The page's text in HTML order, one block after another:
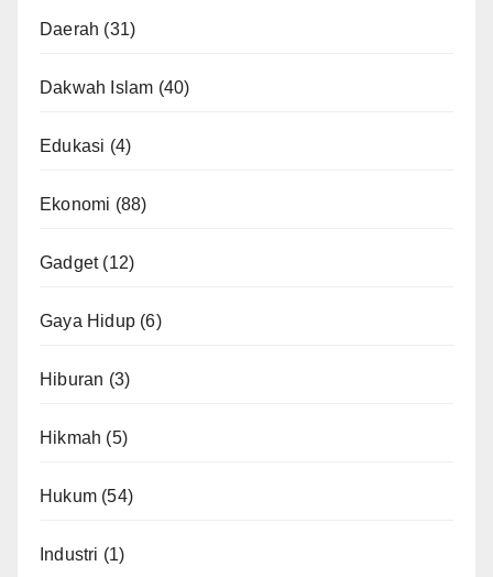
Daerah (31)
Dakwah Islam (40)
Edukasi (4)
Ekonomi (88)
Gadget(12)
Gaya Hidup (6)
Hiburan (3)
Hikmah (5)
Hukum (54)
Industri (1)